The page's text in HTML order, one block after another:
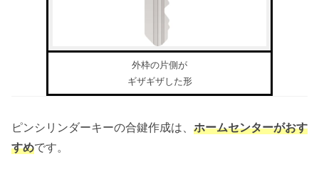
外枠の片側が
ギザギザした形
ピンシリンダーキーの合鍵作成は、 ホームセンターがおす
すめです。